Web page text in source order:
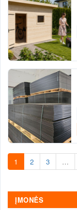
1 2 3 …
ĮMONĖS